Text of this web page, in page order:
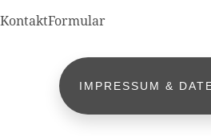
KontaktFormular
IMPRESSUM &